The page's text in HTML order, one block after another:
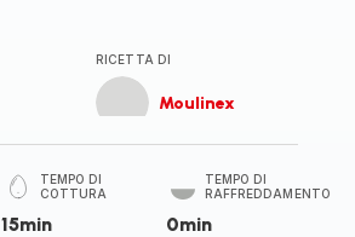
RICETTA DI
Moulinex
TEMPO DI
COTTURA
15min
TEMPO DI
RAFFREDDAMENTO
0min